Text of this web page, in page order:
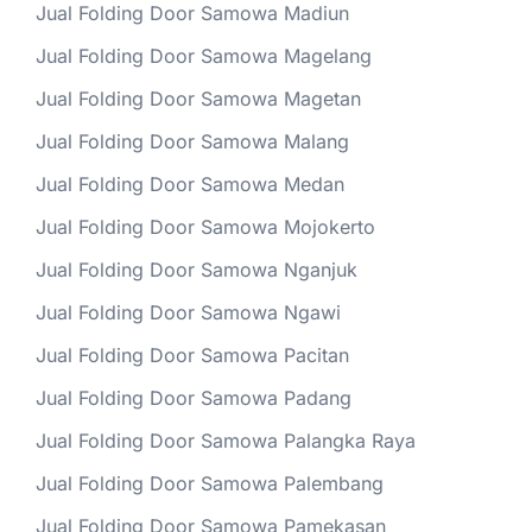
Jual Folding Door Samowa Madiun
Jual Folding Door Samowa Magelang
Jual Folding Door Samowa Magetan
Jual Folding Door Samowa Malang
Jual Folding Door Samowa Medan
Jual Folding Door Samowa Mojokerto
Jual Folding Door Samowa Nganjuk
Jual Folding Door Samowa Ngawi
Jual Folding Door Samowa Pacitan
Jual Folding Door Samowa Padang
Jual Folding Door Samowa Palangka Raya
Jual Folding Door Samowa Palembang
Jual Folding Door Samowa Pamekasan